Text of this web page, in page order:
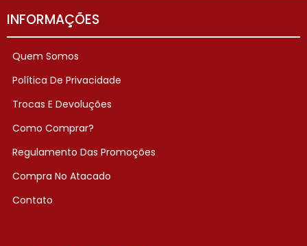
INFORMAÇÕES
Quem Somos
Política De Privacidade
Trocas E Devoluções
Como Comprar?
Regulamento Das Promoções
Compra No Atacado
Contato